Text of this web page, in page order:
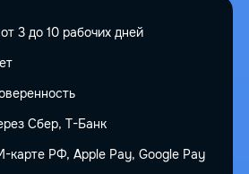
3 до 10 рабочих дней
Сбер, Т-Банк
карте РФ, Apple Pay, Google Pay